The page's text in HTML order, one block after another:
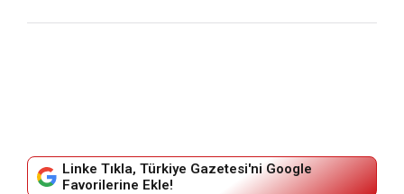
Linke Tıkla, Türkiye Gazetesi'ni Google
Favorilerine Ekle!